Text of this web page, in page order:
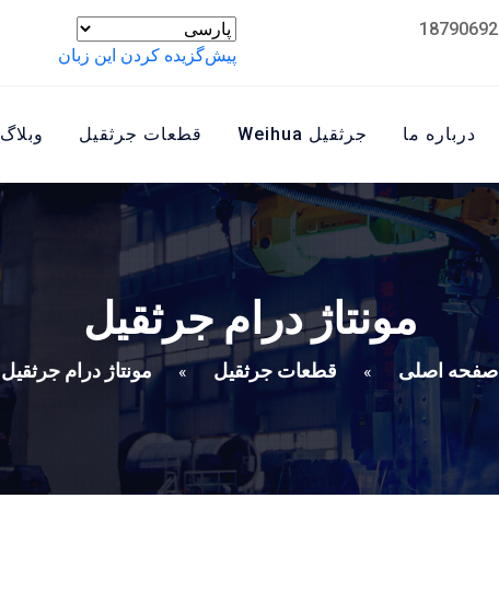
پیش‌گزیده کردن این زبان
درباره ما جرثقیل Weihua قطعات جرثقیل وبلاگ
مونتاژ درام جرثقیل
صفحه اصلی » قطعات جرثقیل » مونتاژ درام جرثقیل